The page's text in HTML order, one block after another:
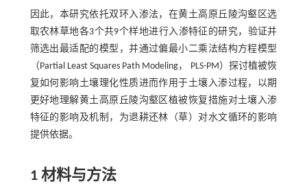
因此，本研究依托双环入渗法，在黄土高原丘陵沟壑区选
取农林草地各3个共9个样地进行入渗特征的研究，验证并
筛选出最适配的模型，并通过偏最小二乘法结构方程模型
（Partial Least Squares Path Modeling， PLS-PM）探讨植被恢
复如何影响土壤理化性质进而作用于土壤入渗过程，以期
更好地理解黄土高原丘陵沟壑区植被恢复措施对土壤入渗
特征的影响及机制，为退耕还林（草）对水文循环的影响
提供依据。
1 材料与方法